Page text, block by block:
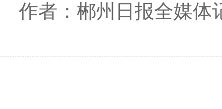
作者：郴州日报全媒体